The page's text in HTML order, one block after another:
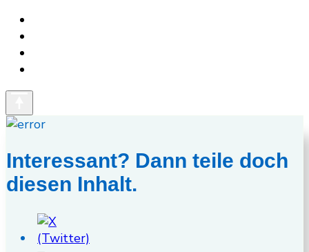
Interessant? Dann teile doch
diesen Inhalt.